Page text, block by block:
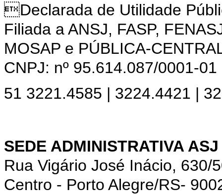
Declarada de Utilidade
Filiada a ANSJ, FASP,
MOSAP e PÚBLICA-
CNPJ: nº 95.614.087/0001-01
51 3221.4585 | 3224.4421 |
SEDE ADMINISTRATIVA ASJ
Rua Vigário José Inácio, 630/
Centro - Porto Alegre/RS-